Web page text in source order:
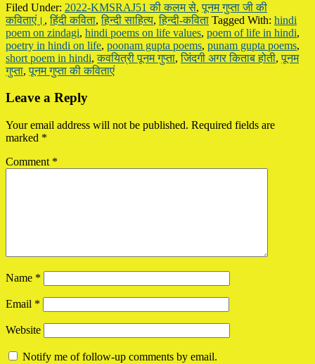
Filed Under: 2022-KMSRAJ51 की कलम से,पूनम गुप्ता जी की
कविताएं। ,हिंदी कविता,हिन्दी साहित्य,हिन्दी-कविता Tagged With: hindi
poem on zindagi, hindi poems on life values, poem of life in hindi,
poetry in hindi on life, poonam gupta poems, punam gupta poems,
short poem in hindi,कवयित्री पूनम गुप्ता,जिंदगी अगर किताब होती,पूनम
गुप्ता,पूनम गुप्ता की कविताएं
Reader
Leave a Reply
Your email address will not be published. Required fields are
marked *
Comment *
Name *
Email *
Website
Notify me of follow-up comments by email.